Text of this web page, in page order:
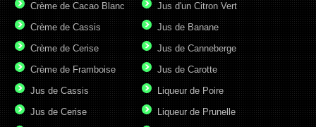
Crème de Cacao Blanc
Crème de Cassis
Crème de Cerise
Crème de Framboise
Jus d'un Citron Vert
Jus de Banane
Jus de Canneberge
Jus de Carotte
Jus de Cassis
Jus de Cerise
Liqueur de Poire
Liqueur de Prunelle